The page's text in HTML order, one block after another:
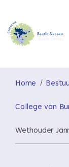
Home
College van
Wethouder